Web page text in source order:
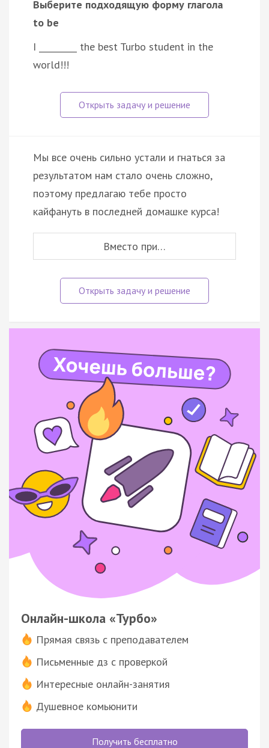
Выберите подходящую форму глагола
to be
I _________ the best Turbo student in the
world!!!
Мы все очень сильно устали и гнаться за
результатом нам стало очень сложно,
поэтому предлагаю тебе просто
кайфануть в последней домашке курса!
Вместо при…
Онлайн-школа «Турбо»
Прямая связь с преподавателем
Письменные дз с проверкой
Интересные онлайн-занятия
Душевное комьюнити
Получить бесплатно